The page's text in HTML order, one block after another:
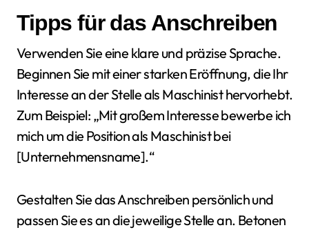
Tipps für das Anschreiben
Verwenden Sie eine klare und präzise Sprache.
Beginnen Sie mit einer starken Eröffnung, die Ihr
Interesse an der Stelle als Maschinist hervorhebt.
Zum Beispiel: „Mit großem Interesse bewerbe ich
mich um die Position als Maschinist bei
[Unternehmensname].“
Gestalten Sie das Anschreiben persönlich und
passen Sie es an die jeweilige Stelle an. Betonen